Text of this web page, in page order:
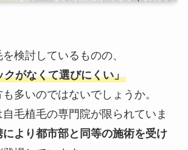
検討しているものの、
クがなくて選びにくい」
多いのではないでしょうか。
毛植毛の専門院が限られていま
により都市部と同等の施術を受け